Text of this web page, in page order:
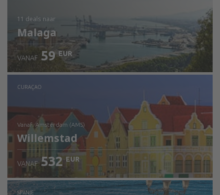
11 deals naar
Malaga
VANAF 59 EUR
CURAÇAO
vanaf: Amsterdam (AMS)
Willemstad
Bekijk de details
VANAF 532 EUR
SPANJE